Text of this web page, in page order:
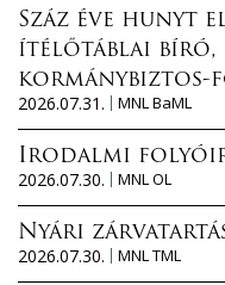
Száz éve hunyt
ítélőtáblai bíró,
kormánybiztos-
2026.07.31.
MNL BaML
Irodalmi
2026.07.30.
MNL OL
Nyári
2026.07.30.
MNL TML